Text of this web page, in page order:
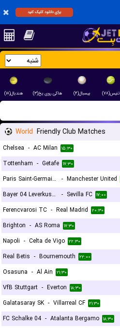
برای دانلود کلیک کنید
تنیس(۷۸) بیسبال(۴) هاکی روی یخ(۳) هندبال(۱۸)
World Friendly Club Matches
Chelsea - AC Milan ۱۵:۳۰
Tottenham - Getafe ۱۷:۳۰
Paris Saint-Germain FC
- Manchester United
Bayer 04 Leverkusen
- Sevilla FC ۱۷:۰۰
Ferencvarosi TC - Real Madrid ۲۰:۳۰
Brighton - AS Roma ۱۷:۳۰
Napoli - Celta de Vigo ۲۲:۳۰
Real Betis - Bournemouth ۲۲:۰۰
Osasuna - Al Ain ۲۱:۳۰
VfB Stuttgart - Everton ۱۸:۳۰
Galatasaray SK - Villarreal CF ۲۱:۳۰
FC Schalke 04 - Atalanta Bergamo ۱۸:۳۰